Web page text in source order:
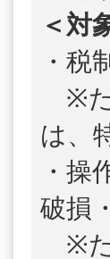
＜対
・税
※た
は、
・操
破損
※た